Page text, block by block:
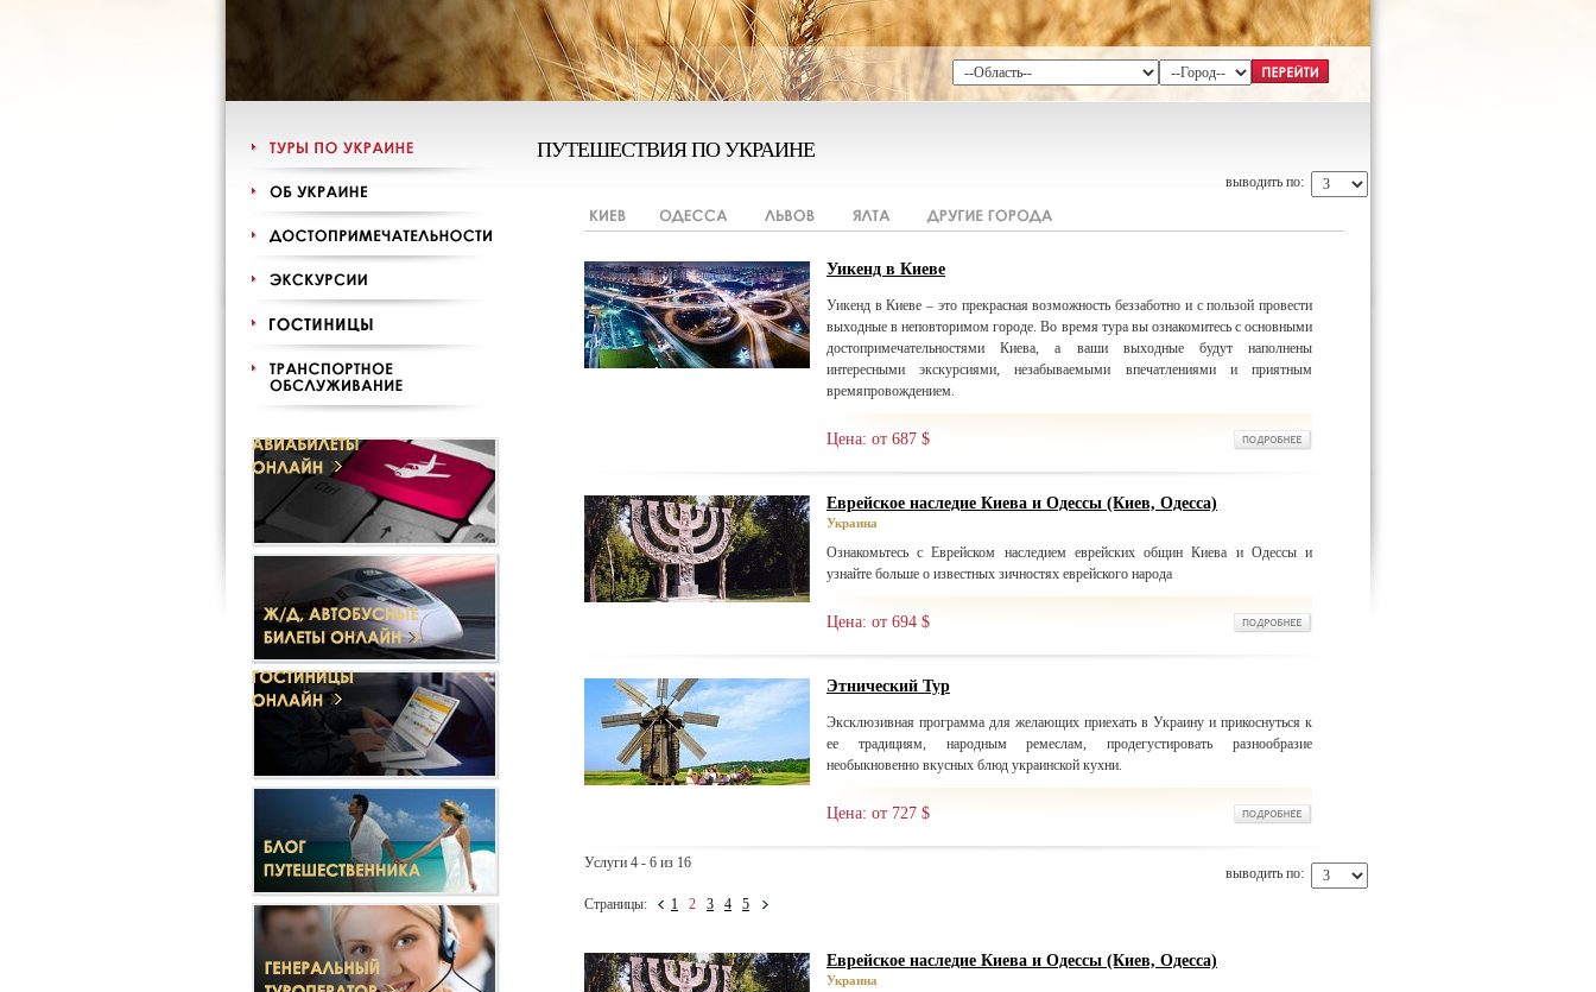
ПУТЕШЕСТВИЯ ПО УКРАИНЕ
выводить по:
Уикенд в Киеве
Уикенд в Киеве – это прекрасная возможность беззаботно и с пользой провести
выходные в неповторимом городе. Во время тура вы ознакомитесь с основными
достопримечательностями Киева, а ваши выходные будут наполнены
интересными экскурсиями, незабываемыми впечатлениями и приятным
времяпровождением.
Цена: от 687 $
Еврейское наследие Киева и Одессы (Киев, Одесса)
Украина
Ознакомьтесь с Еврейском наследием еврейских общин Киева и Одессы и
узнайте больше о известных зичностях еврейского народа
Цена: от 694 $
Этнический Тур
Эксклюзивная программа для желающих приехать в Украину и прикоснуться к
ее традициям, народным ремеслам, продегустировать разнообразие
необыкновенно вкусных блюд украинской кухни.
Цена: от 727 $
Услуги 4 - 6 из 16
Страницы: 1 2 3 4 5
выводить по:
Еврейское наследие Киева и Одессы (Киев, Одесса)
Украина